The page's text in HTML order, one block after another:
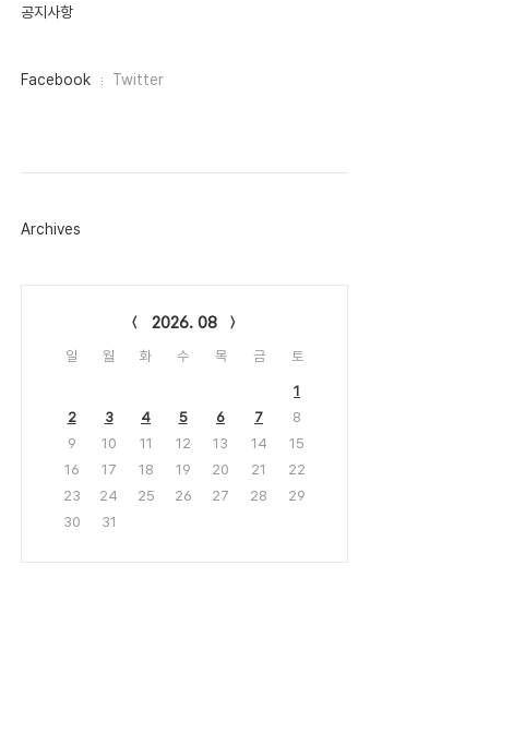
공지사항
페
그
Facebook Twitter
Archives
2026. 08
일 월 화 수 목 금 토
1
2
3 4 5 6 7
8
9
10 11 12 13 14
15
16
17 18 19 20 21
22
23
24 25 26 27 28
29
30
31